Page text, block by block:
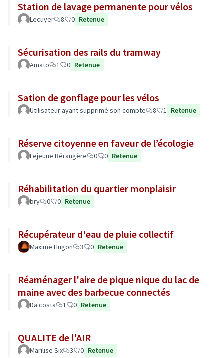
Station de lavage permanente pour vélos
Lecuyer 8 0 Retenue
Sécurisation des rails du tramway
Amato 1 0 Retenue
Sation de gonflage pour les vélos
Utilisateur ayant supprimé son compte 8 1 Retenue
Réserve citoyenne en faveur de l’écologie
Lejeune Bérangère 0 0 Retenue
Réhabilitation du quartier monplaisir
bry 0 0 Retenue
Récupérateur d'eau de pluie collectif
Maxime Hugon 3 0 Retenue
Réaménager l'aire de pique nique du lac de
maine avec des barbecue connectés
Da costa 1 0 Retenue
QUALITE de l'AIR
Marilise Six 3 0 Retenue